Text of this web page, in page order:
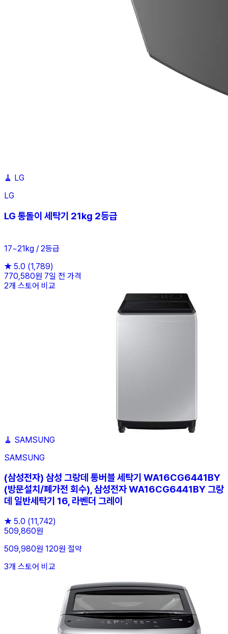
🧹 LG
LG
LG 통돌이 세탁기 21kg 2등급
17~21kg / 2등급
★ 5.0 (1,789)
770,580원 7일 전 가격
2개 스토어 비교
🧹 SAMSUNG
SAMSUNG
(삼성전자) 삼성 그랑데 통버블 세탁기 WA16CG6441BY
(방문설치/폐가전 회수), 삼성전자 WA16CG6441BY 그랑
데 일반세탁기 16, 라벤더 그레이
★ 5.0 (11,742)
509,860원
509,980원 120원 절약
3개 스토어 비교